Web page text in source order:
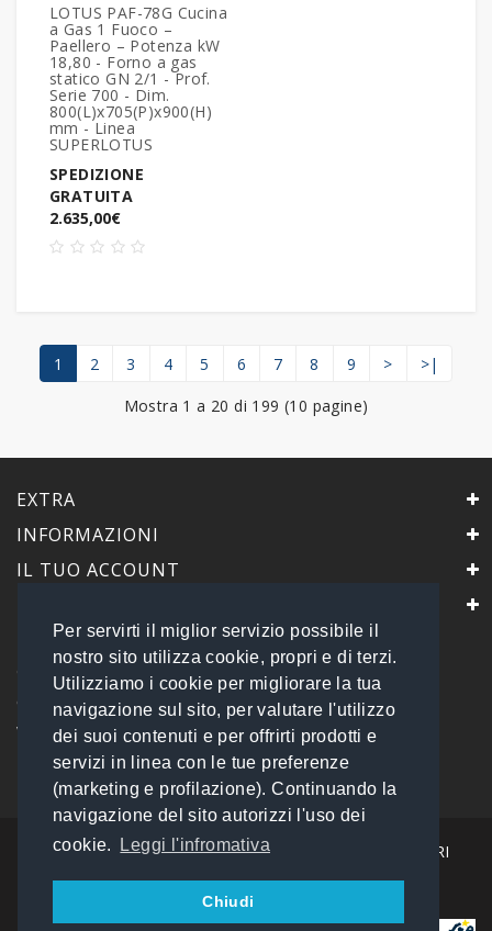
Per servirti il miglior servizio possibile il
nostro sito utilizza cookie, propri e di terzi.
Utilizziamo i cookie per migliorare la tua
navigazione sul sito, per valutare l'utilizzo
dei suoi contenuti e per offrirti prodotti e
servizi in linea con le tue preferenze
(marketing e profilazione). Continuando la
navigazione del sito autorizzi l'uso dei
cookie.
Leggi l'infromativa
Chiudi
LOTUS PAF-78G Cucina
a Gas 1 Fuoco –
Paellero – Potenza kW
18,80 - Forno a gas
statico GN 2/1 - Prof.
Serie 700 - Dim.
800(L)x705(P)x900(H)
mm - Linea
SUPERLOTUS
SPEDIZIONE
GRATUITA
2.635,00€
1 2 3 4 5 6 7 8 9 >
>|
Mostra 1 a 20 di 199 (10 pagine)
EXTRA
INFORMAZIONI
IL TUO ACCOUNT
PrimaScelta Point
è un marchio di
Global Service B2B Srls a socio unico
Via Tolemaide, 15 - 00192 Roma
P.IVA 14693851009 REA: RM - 1540057
Tel: 06 45548245info@primasceltapoint.it
I NOSTRI CORRIERI